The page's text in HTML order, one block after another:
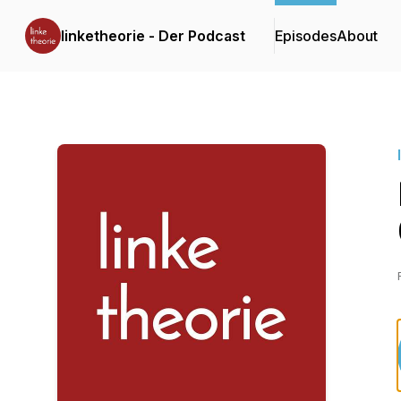
linketheorie - Der Podcast EpisodesAbout